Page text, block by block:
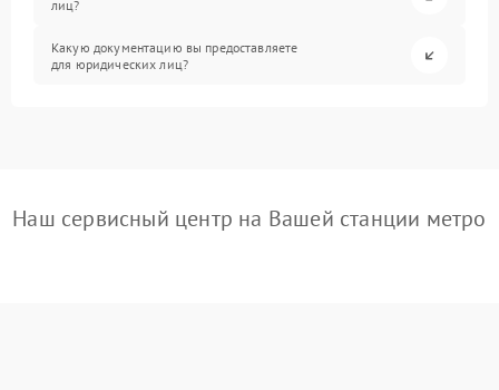
лиц?
Какую документацию вы предоставляете
для юридических лиц?
Наш сервисный центр на Вашей станции метро